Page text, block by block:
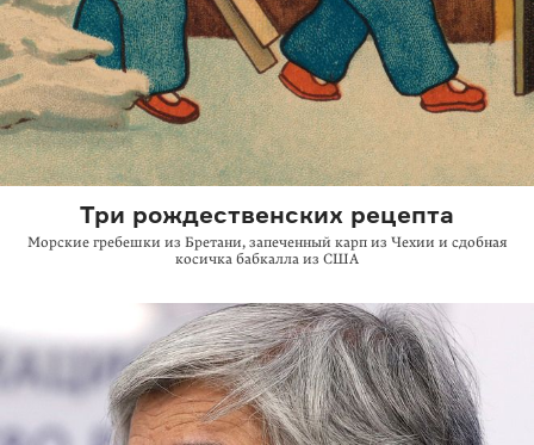
Три рождественских рецепта
Морские гребешки из Бретани, запеченный карп из Чехии и сдобная
косичка бабкалла из США